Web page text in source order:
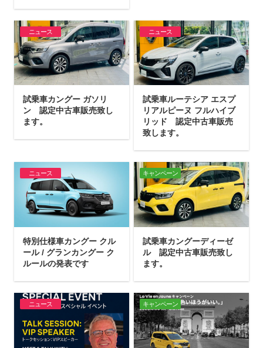
ニュース
試乗車カングー ガソリ
ン 認定中古車販売致し
ます。
ニュース
試乗車ルーテシア エスプ
リアルピーヌ フルハイブ
リッド 認定中古車販売
致します。
ニュース
特別仕様車カングー クル
ール / グランカングー ク
ルールの発表です
キャンペーン
試乗車カングーディーゼ
ル 認定中古車販売致し
ます。
ニュース キャンペーン